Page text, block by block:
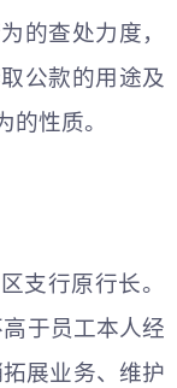
的查处力度，
公款的用途及
性质。
支行原行长。
于员工本人经
展业务、维护